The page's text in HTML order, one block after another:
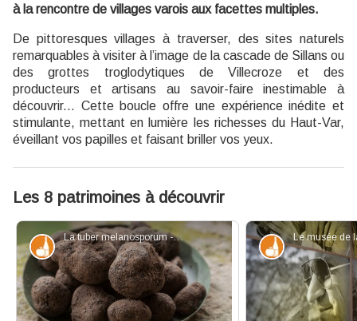
à la rencontre de villages varois aux facettes multiples.
De pittoresques villages à traverser, des sites naturels
remarquables à visiter à l’image de la cascade de Sillans ou
des grottes troglodytiques de Villecroze et des
producteurs et artisans au savoir-faire inestimable à
découvrir... Cette boucle offre une expérience inédite et
stimulante, mettant en lumière les richesses du Haut-Var,
éveillant vos papilles et faisant briller vos yeux.
Les 8 patrimoines à découvrir
La tuber melanosporum - Pierre Marilly
Produits du terroir Produits du